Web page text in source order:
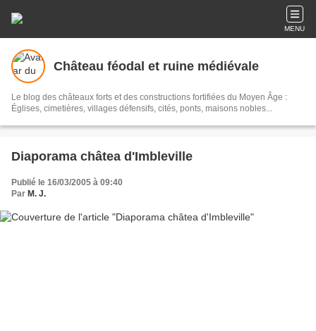
MENU
Château féodal et ruine médiévale
Le blog des châteaux forts et des constructions fortifiées du Moyen Âge :
Églises, cimetières, villages défensifs, cités, ponts, maisons nobles...
Diaporama châtea d'Imbleville
Publié le 16/03/2005 à 09:40
Par M. J.